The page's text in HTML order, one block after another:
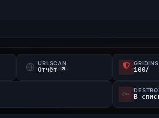
URLSCAN
Отчёт ↗ 100/
В